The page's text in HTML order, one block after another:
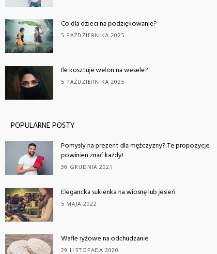
Co dla dzieci na podziękowanie?
5 PAŹDZIERNIKA 2025
Ile kosztuje welon na wesele?
5 PAŹDZIERNIKA 2025
POPULARNE POSTY
Pomysły na prezent dla mężczyzny? Te propozycje
powinien znać każdy!
30 GRUDNIA 2021
Elegancka sukienka na wiosnę lub jesień
5 MAJA 2022
Wafle ryżowe na odchudzanie
29 LISTOPADA 2020